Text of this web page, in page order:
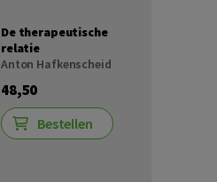
De therapeutische
relatie
Anton Hafkenscheid
48,50
Bestellen